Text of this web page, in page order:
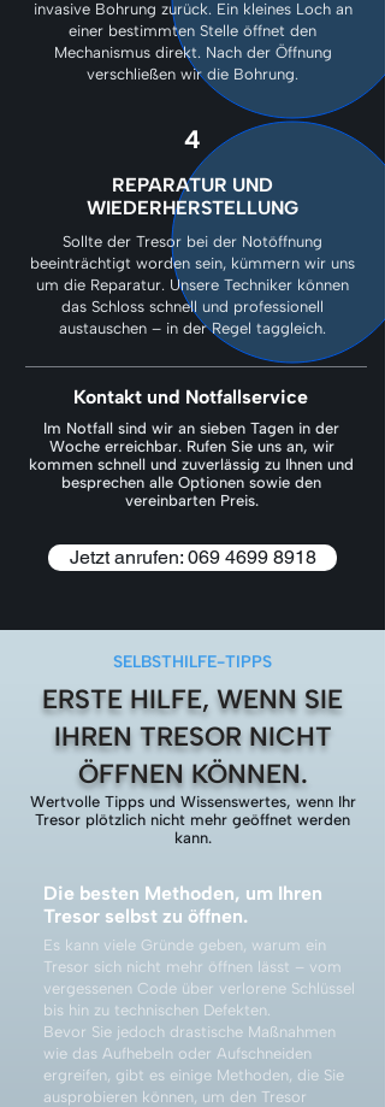
invasive Bohrung zurück. Ein kleines Loch an
einer bestimmten Stelle öffnet den
Mechanismus direkt. Nach der Öffnung
verschließen wir die Bohrung.
4
REPARATUR UND
WIEDERHERSTELLUNG
Sollte der Tresor bei der Notöffnung
beeinträchtigt worden sein, kümmern wir uns
um die Reparatur. Unsere Techniker können
das Schloss schnell und professionell
austauschen – in der Regel taggleich.
Kontakt und Notfallservice
Im Notfall sind wir an sieben Tagen in der
Woche erreichbar. Rufen Sie uns an, wir
kommen schnell und zuverlässig zu Ihnen und
besprechen alle Optionen sowie den
vereinbarten Preis.
Jetzt anrufen: 069 4699 8918
SELBSTHILFE-TIPPS
ERSTE HILFE, WENN SIE
IHREN TRESOR NICHT
ÖFFNEN KÖNNEN.
Wertvolle Tipps und Wissenswertes, wenn Ihr
Tresor plötzlich nicht mehr geöffnet werden
kann.
Die besten Methoden, um Ihren
Tresor selbst zu öffnen.
Es kann viele Gründe geben, warum ein
Tresor sich nicht mehr öffnen lässt – vom
vergessenen Code über verlorene Schlüssel
bis hin zu technischen Defekten.
Bevor Sie jedoch drastische Maßnahmen
wie das Aufhebeln oder Aufschneiden
ergreifen, gibt es einige Methoden, die Sie
ausprobieren können, um den Tresor